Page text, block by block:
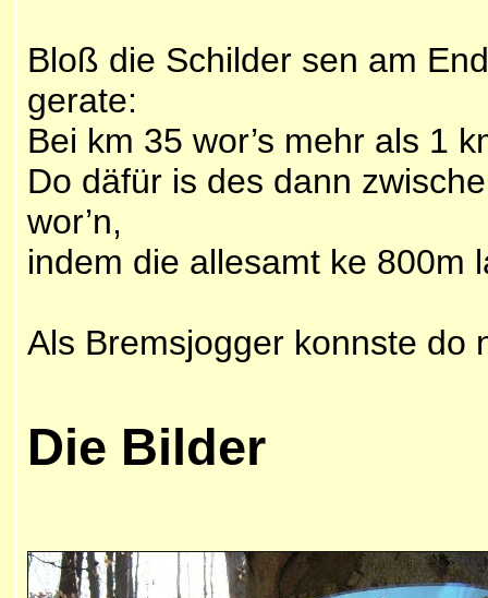
Bloß die Schilder sen am
gerate:
Bei km 35 wor’s mehr als 1
Do däfür is des dann
wor’n,
indem die allesamt ke 800m
Als Bremsjogger konnste do
Die Bilder